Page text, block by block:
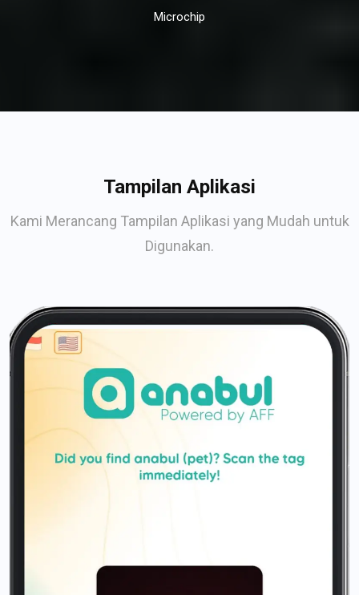
Microchip
Tampilan Aplikasi
Kami Merancang Tampilan Aplikasi yang Mudah untuk
Digunakan.